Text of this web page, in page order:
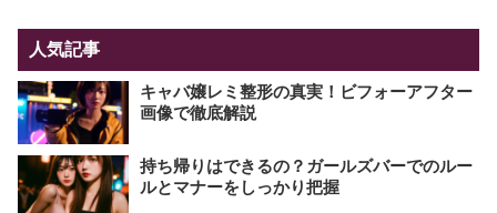
人気記事
キャバ嬢レミ整形の真実！ビフォーアフター
画像で徹底解説
持ち帰りはできるの？ガールズバーでのルー
ルとマナーをしっかり把握